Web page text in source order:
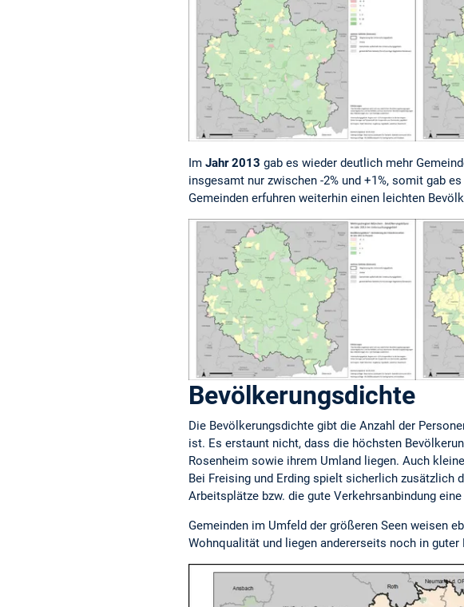
Im Jahr 2013 gab es wieder deutlich mehr
insgesamt nur zwischen -2% und +1%, somit gab
Gemeinden erfuhren weiterhin einen leichten
Bevölkerungsdichte
Die Bevölkerungsdichte gibt die Anzahl der
ist. Es erstaunt nicht, dass die höchsten
Rosenheim sowie ihrem Umland liegen. Auch
Bei Freising und Erding spielt sicherlich zusätzlich
Arbeitsplätze bzw. die gute Verkehrsanbindung eine
Gemeinden im Umfeld der größeren Seen weisen
Wohnqualität und liegen andererseits noch in